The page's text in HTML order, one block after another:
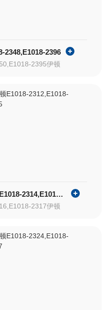
2348,E1018-2396
2395伊顿
E1018-2312,E1018-2313,E1018-2314,E1018-2315
2317伊顿